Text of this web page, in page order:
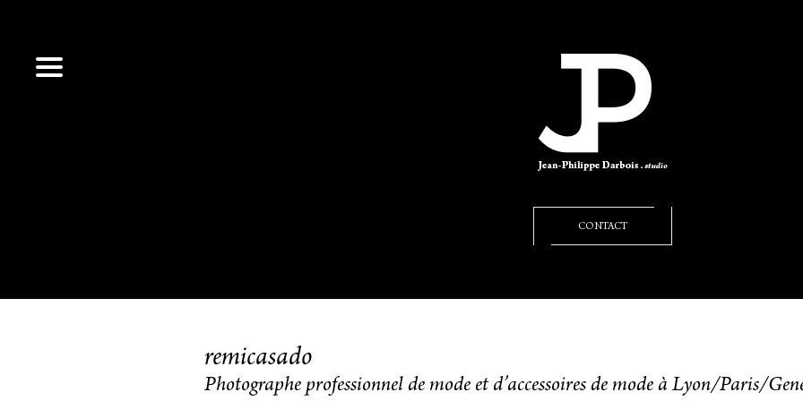
CONTACT
remicasado
Photographe professionnel de mode et d’accessoires de mode à Lyon/Paris/